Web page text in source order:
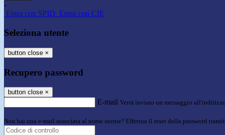
-
Entra con SPID Entra con CIE
Seleziona utente
button close ×
Recupero password
button close ×
E-mail Verrà inviato un messaggio
Non hai una e-mail associata al nome utente? Effettua il reset della password